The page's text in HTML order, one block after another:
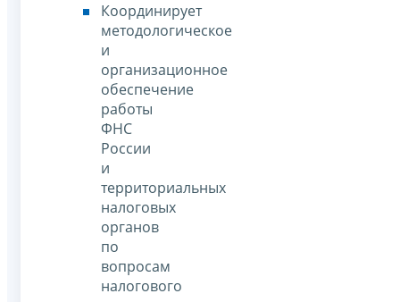
Координирует
методологическое
и
организационное
обеспечение
работы
ФНС
России
и
территориальных
налоговых
органов
по
вопросам
налогового